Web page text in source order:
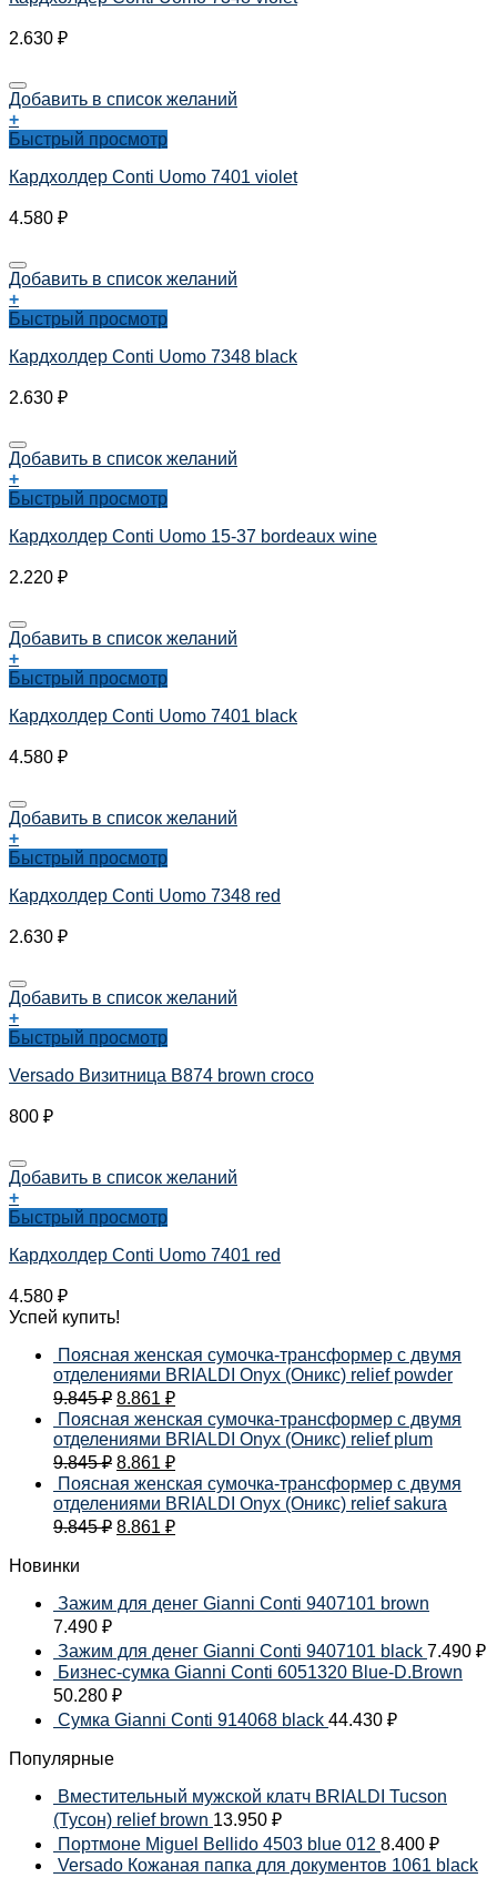
2.630 ₽
Добавить в список желаний
+
Быстрый просмотр
Кардхолдер Conti Uomo 7401 violet
4.580 ₽
Добавить в список желаний
+
Быстрый просмотр
Кардхолдер Conti Uomo 7348 black
2.630 ₽
Добавить в список желаний
+
Быстрый просмотр
Кардхолдер Conti Uomo 15-37 bordeaux wine
2.220 ₽
Добавить в список желаний
+
Быстрый просмотр
Кардхолдер Conti Uomo 7401 black
4.580 ₽
Добавить в список желаний
+
Быстрый просмотр
Кардхолдер Conti Uomo 7348 red
2.630 ₽
Добавить в список желаний
+
Быстрый просмотр
Versado Визитница B874 brown croco
800 ₽
Добавить в список желаний
+
Быстрый просмотр
Кардхолдер Conti Uomo 7401 red
4.580 ₽
Успей купить!
Поясная женская сумочка-трансформер с двумя
отделениями BRIALDI Onyx (Оникс) relief powder
9.845₽ 8.861 ₽
Поясная женская сумочка-трансформер с двумя
отделениями BRIALDI Onyx (Оникс) relief plum
9.845₽ 8.861 ₽
Поясная женская сумочка-трансформер с двумя
отделениями BRIALDI Onyx (Оникс) relief sakura
9.845₽ 8.861 ₽
Новинки
Зажим для денег Gianni Conti 9407101 brown
7.490 ₽
Зажим для денег Gianni Conti 9407101 black 7.490 ₽
Бизнес-сумка Gianni Conti 6051320 Blue-D.Brown
50.280 ₽
Сумка Gianni Conti 914068 black 44.430 ₽
Популярные
Вместительный мужской клатч BRIALDI Tucson
(Тусон) relief brown 13.950 ₽
Портмоне Miguel Bellido 4503 blue 012 8.400 ₽
Versado Кожаная папка для документов 1061 black